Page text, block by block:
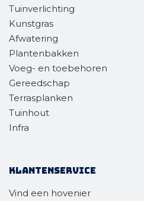
Tuinverlichting
Kunstgras
Afwatering
Plantenbakken
Voeg- en toebehoren
Gereedschap
Terrasplanken
Tuinhout
Infra
Klantenservice
Vind een hovenier